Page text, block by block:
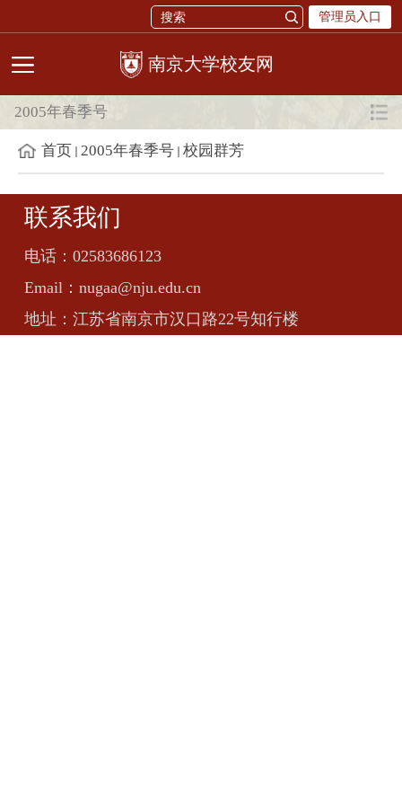
管理员入口
校友网
2005年春季号
首页 2005年春季号 校园群芳
联系我们
电话： 02583686123
Email： nugaa@nju.edu.cn
地址： 江苏省南京市汉口路22号知行楼